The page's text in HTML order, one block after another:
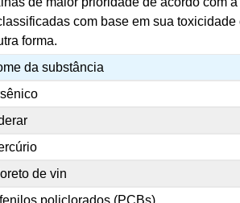
com base em sua
forma.
da substância
de vin
policlorados (PCBs)